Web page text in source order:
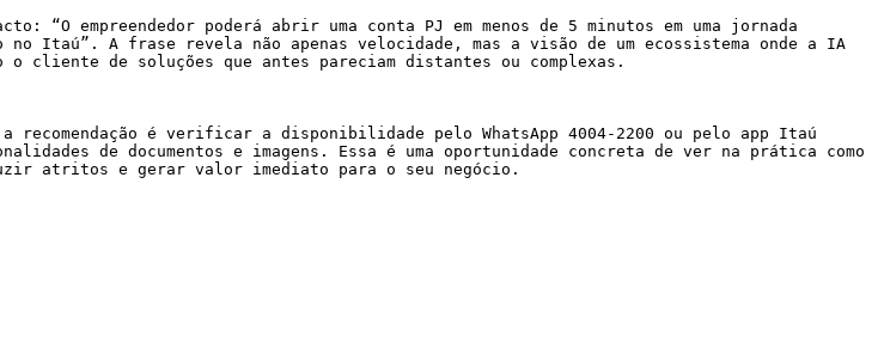
“O empreendedor poderá abrir uma conta PJ em menos de 5 minutos em uma jornada
Itaú”. A frase revela não apenas velocidade, mas a visão de um ecossistema onde a IA
cliente de soluções que antes pareciam distantes ou complexas.
recomendação é verificar a disponibilidade pelo WhatsApp 4004-2200 ou pelo app Itaú
de documentos e imagens. Essa é uma oportunidade concreta de ver na prática como
atritos e gerar valor imediato para o seu negócio.